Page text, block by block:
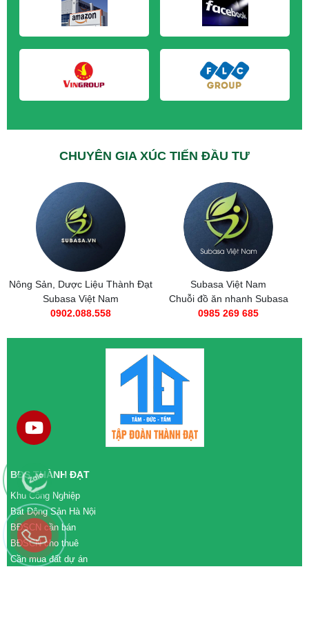
M&A CẦN MUA tại Hưng Yên
M&A CẦN MUA tại Quảng Ninh
CHUYÊN GIA XÚC TIẾN ĐẦU TƯ
Nông Sản, Dược Liệu Thành Đạt
Subasa Việt Nam
0902.088.558
Subasa Việt Nam
Chuỗi đồ ăn nhanh Subasa
0985 269 685
BĐS THÀNH ĐẠT
Khu Công Nghiệp
Bất Động Sản Hà Nội
BĐSCN cần bán
BĐSCN cho thuê
Cần mua đất dự án